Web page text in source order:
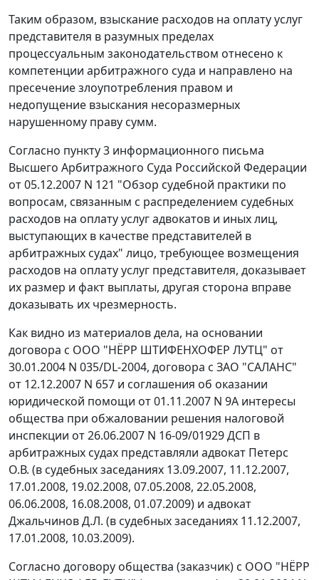
Таким образом, взыскание расходов на оплату услуг
представителя в разумных пределах
процессуальным законодательством отнесено к
компетенции арбитражного суда и направлено на
пресечение злоупотребления правом и
недопущение взыскания несоразмерных
нарушенному праву сумм.
Согласно пункту 3 информационного письма
Высшего Арбитражного Суда Российской Федерации
от 05.12.2007 N 121 "Обзор судебной практики по
вопросам, связанным с распределением судебных
расходов на оплату услуг адвокатов и иных лиц,
выступающих в качестве представителей в
арбитражных судах" лицо, требующее возмещения
расходов на оплату услуг представителя, доказывает
их размер и факт выплаты, другая сторона вправе
доказывать их чрезмерность.
Как видно из материалов дела, на основании
договора с ООО "НЁРР ШТИФЕНХОФЕР ЛУТЦ" от
30.01.2004 N 035/DL-2004, договора с ЗАО "САЛАНС"
от 12.12.2007 N 657 и соглашения об оказании
юридической помощи от 01.11.2007 N 9А интересы
общества при обжаловании решения налоговой
инспекции от 26.06.2007 N 16-09/01929 ДСП в
арбитражных судах представляли адвокат Петерс
О.В. (в судебных заседаниях 13.09.2007, 11.12.2007,
17.01.2008, 19.02.2008, 07.05.2008, 22.05.2008,
06.06.2008, 16.08.2008, 01.07.2009) и адвокат
Джальчинов Д.Л. (в судебных заседаниях 11.12.2007,
17.01.2008, 10.03.2009).
Согласно договору общества (заказчик) с ООО "НЁРР